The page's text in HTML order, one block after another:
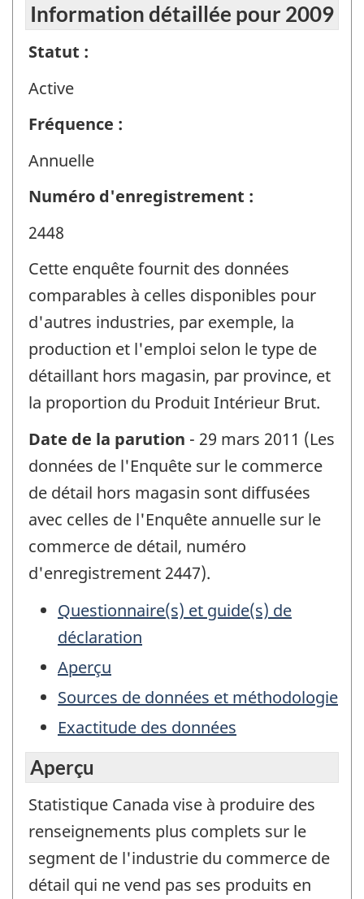
Information détaillée pour 2009
Statut :
Active
Fréquence :
Annuelle
Numéro d'enregistrement :
2448
Cette enquête fournit des données
comparables à celles disponibles pour
d'autres industries, par exemple, la
production et l'emploi selon le type de
détaillant hors magasin, par province, et
la proportion du Produit Intérieur Brut.
Date de la parution - 29 mars 2011 (Les
données de l'Enquête sur le commerce
de détail hors magasin sont diffusées
avec celles de l'Enquête annuelle sur le
commerce de détail, numéro
d'enregistrement 2447).
Questionnaire(s) et guide(s) de
déclaration
Aperçu
Sources de données et méthodologie
Exactitude des données
Aperçu
Statistique Canada vise à produire des
renseignements plus complets sur le
segment de l'industrie du commerce de
détail qui ne vend pas ses produits en